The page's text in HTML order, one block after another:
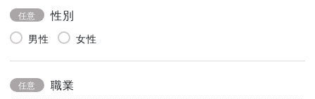
任意 性別
男性 女性
任意 職業